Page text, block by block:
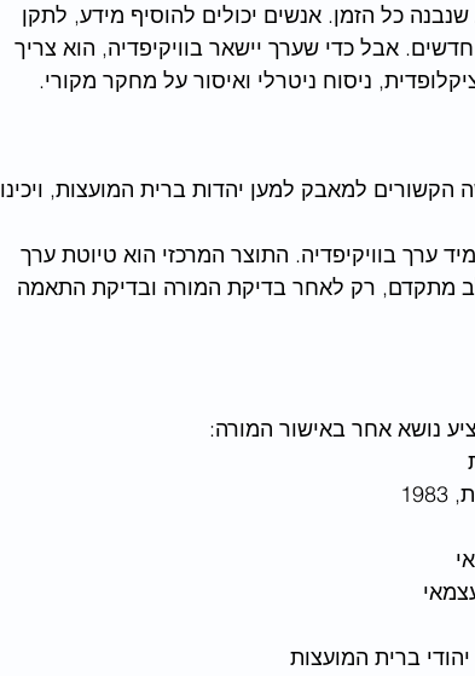
כל הזמן. אנשים יכולים להוסיף מידע, לתקן
אבל כדי שערך יישאר בוויקיפדיה, הוא צריך
ניסוח ניטרלי ואיסור על מחקר מקורי.
הקשורים למאבק למען יהדות ברית המועצות, ויכינו
ערך בוויקיפדיה. התוצר המרכזי הוא טיוטת ערך
מתקדם, רק לאחר בדיקת המורה ובדיקת התאמה
נושא אחר באישור המורה:
ברית המועצות